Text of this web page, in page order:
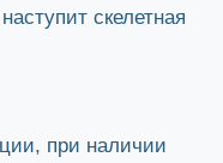
скелетная
при наличии